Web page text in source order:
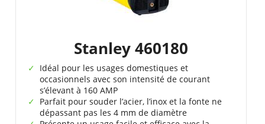
Stanley 460180
Idéal pour les usages domestiques et
occasionnels avec son intensité de courant
s’élevant à 160 AMP
Parfait pour souder l’acier, l’inox et la fonte ne
dépassant pas les 4 mm de diamètre